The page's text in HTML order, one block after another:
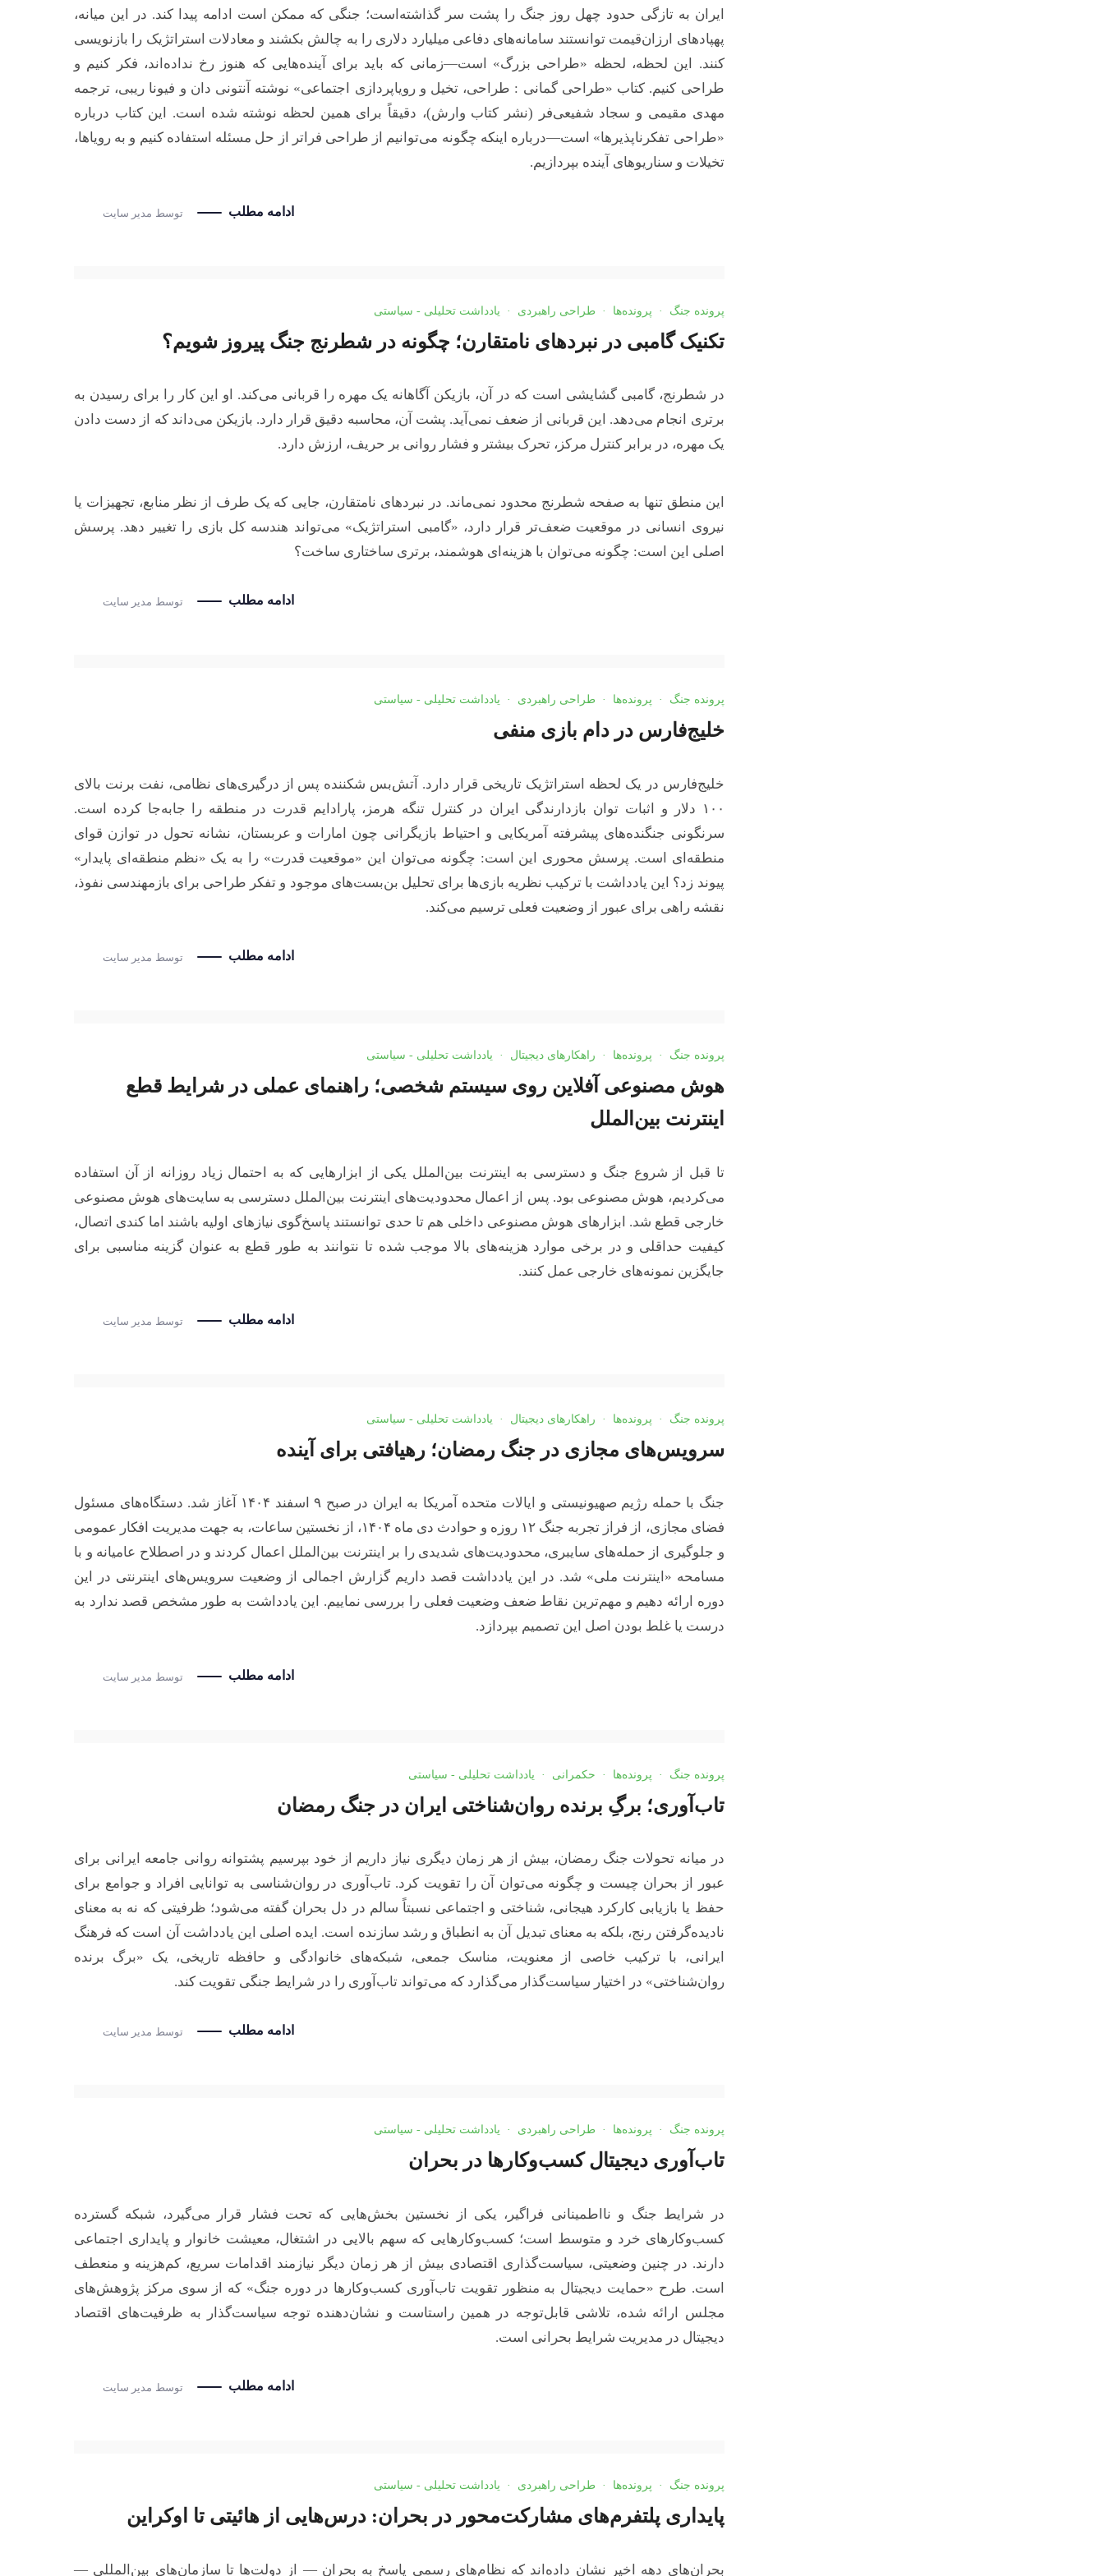
ایران به تازگی حدود چهل روز جنگ را پشت سر گذاشته‌است؛ جنگی که ممکن است ادامه پیدا کند. در این میانه،
پهپادهای ارزان‌قیمت توانستند سامانه‌های دفاعی میلیارد دلاری را به چالش بکشند و معادلات استراتژیک را بازنویسی
کنند. این لحظه، لحظه «طراحی بزرگ» است—زمانی که باید برای آینده‌هایی که هنوز رخ نداده‌اند، فکر کنیم و
طراحی کنیم. کتاب «طراحی گمانی : طراحی، تخیل و رویاپردازی اجتماعی» نوشته آنتونی دان و فیونا ریبی، ترجمه
مهدی مقیمی و سجاد شفیعی‌فر (نشر کتاب وارش)، دقیقاً برای همین لحظه نوشته شده است. این کتاب درباره
«طراحی تفکرناپذیرها» است—درباره اینکه چگونه می‌توانیم از طراحی فراتر از حل مسئله استفاده کنیم و به رویاها،
تخیلات و سناریوهای آینده بپردازیم.
توسط مدیر سایت ادامه مطلب
پرونده جنگ · پرونده‌ها ·طراحی راهبردی · یادداشت تحلیلی - سیاستی
تکنیک گامبی در نبردهای نامتقارن؛ چگونه در شطرنج جنگ پیروز شویم؟
در شطرنج، گامبی گشایشی است که در آن، بازیکن آگاهانه یک مهره را قربانی می‌کند. او این کار را برای رسیدن به
برتری انجام می‌دهد. این قربانی از ضعف نمی‌آید. پشت آن، محاسبه دقیق قرار دارد. بازیکن می‌داند که از دست دادن
یک مهره، در برابر کنترل مرکز، تحرک بیشتر و فشار روانی بر حریف، ارزش دارد.
این منطق تنها به صفحه شطرنج محدود نمی‌ماند. در نبردهای نامتقارن، جایی که یک طرف از نظر منابع، تجهیزات یا
نیروی انسانی در موقعیت ضعف‌تر قرار دارد، «گامبی استراتژیک» می‌تواند هندسه کل بازی را تغییر دهد. پرسش
اصلی این است: چگونه می‌توان با هزینه‌ای هوشمند، برتری ساختاری ساخت؟
توسط مدیر سایت ادامه مطلب
پرونده جنگ · پرونده‌ها ·طراحی راهبردی · یادداشت تحلیلی - سیاستی
خلیج‌فارس در دام بازی منفی
خلیج‌فارس در یک لحظه استراتژیک تاریخی قرار دارد. آتش‌بس شکننده پس از درگیری‌های نظامی، نفت برنت بالای
۱۰۰ دلار و اثبات توان بازدارندگی ایران در کنترل تنگه هرمز، پارادایم قدرت در منطقه را جابه‌جا کرده است.
سرنگونی جنگنده‌های پیشرفته آمریکایی و احتیاط بازیگرانی چون امارات و عربستان، نشانه تحول در توازن قوای
منطقه‌ای است. پرسش محوری این است: چگونه می‌توان این «موقعیت قدرت» را به یک «نظم منطقه‌ای پایدار»
پیوند زد؟ این یادداشت با ترکیب نظریه بازی‌ها برای تحلیل بن‌بست‌های موجود و تفکر طراحی برای بازمهندسی نفوذ،
نقشه راهی برای عبور از وضعیت فعلی ترسیم می‌کند.
توسط مدیر سایت ادامه مطلب
پرونده جنگ · پرونده‌ها · راهکارهای دیجیتال · یادداشت تحلیلی - سیاستی
هوش مصنوعی آفلاین روی سیستم شخصی؛ راهنمای عملی در شرایط قطع
اینترنت بین‌الملل
تا قبل از شروع جنگ و دسترسی به اینترنت بین‌الملل یکی از ابزارهایی که به احتمال زیاد روزانه از آن استفاده
می‌کردیم، هوش مصنوعی بود. پس از اعمال محدودیت‌های اینترنت بین‌الملل دسترسی به سایت‌های هوش مصنوعی
خارجی قطع شد. ابزارهای هوش مصنوعی داخلی هم تا حدی توانستند پاسخ‌گوی نیازهای اولیه باشند اما کندی اتصال،
کیفیت حداقلی و در برخی موارد هزینه‌های بالا موجب شده تا نتوانند به طور قطع به عنوان گزینه مناسبی برای
جایگزین نمونه‌های خارجی عمل کنند.
توسط مدیر سایت ادامه مطلب
پرونده جنگ · پرونده‌ها · راهکارهای دیجیتال · یادداشت تحلیلی - سیاستی
سرویس‌های مجازی در جنگ رمضان؛ رهیافتی برای آینده
جنگ با حمله رژیم صهیونیستی و ایالات متحده آمریکا به ایران در صبح ۹ اسفند ۱۴۰۴ آغاز شد. دستگاه‌های مسئول
فضای مجازی، از فراز تجربه جنگ ۱۲ روزه و حوادث دی ماه ۱۴۰۴، از نخستین ساعات، به جهت مدیریت افکار عمومی
و جلوگیری از حمله‌های سایبری، محدودیت‌های شدیدی را بر اینترنت بین‌الملل اعمال کردند و در اصطلاح عامیانه و با
مسامحه «اینترنت ملی» شد. در این یادداشت قصد داریم گزارش اجمالی از وضعیت سرویس‌های اینترنتی در این
دوره ارائه دهیم و مهم‌ترین نقاط ضعف وضعیت فعلی را بررسی نماییم. این یادداشت به طور مشخص قصد ندارد به
درست یا غلط ‌بودن اصل این تصمیم بپردازد.
توسط مدیر سایت ادامه مطلب
پرونده جنگ · پرونده‌ها · حکمرانی · یادداشت تحلیلی - سیاستی
تاب‌آوری؛ برگِ برنده روان‌شناختی ایران در جنگ رمضان
در میانه تحولات جنگ رمضان، بیش از هر زمان دیگری نیاز داریم از خود بپرسیم پشتوانه روانی جامعه ایرانی برای
عبور از بحران چیست و چگونه می‌توان آن را تقویت کرد. تاب‌آوری در روان‌شناسی به توانایی افراد و جوامع برای
حفظ یا بازیابی کارکرد هیجانی، شناختی و اجتماعی نسبتاً سالم در دل بحران گفته می‌شود؛ ظرفیتی که نه به معنای
نادیده‌گرفتن رنج، بلکه به معنای تبدیل آن به انطباق و رشد سازنده است. ایده اصلی این یادداشت آن است که فرهنگ
ایرانی، با ترکیب خاصی از معنویت، مناسک جمعی، شبکه‌های خانوادگی و حافظه تاریخی، یک «برگ برنده
روان‌شناختی» در اختیار سیاست‌گذار می‌گذارد که می‌تواند تاب‌آوری را در شرایط جنگی تقویت کند.
توسط مدیر سایت ادامه مطلب
پرونده جنگ · پرونده‌ها ·طراحی راهبردی · یادداشت تحلیلی - سیاستی
تاب‌آوری دیجیتال کسب‌وکارها در بحران
در شرایط جنگ و نااطمینانی فراگیر، یکی از نخستین بخش‌هایی که تحت فشار قرار می‌گیرد، شبکه گسترده
کسب‌وکارهای خرد و متوسط است؛ کسب‌وکارهایی که سهم بالایی در اشتغال، معیشت خانوار و پایداری اجتماعی
دارند. در چنین وضعیتی، سیاست‌گذاری اقتصادی بیش از هر زمان دیگر نیازمند اقدامات سریع، کم‌هزینه و منعطف
است. طرح «حمایت دیجیتال به منظور تقویت تاب‌آوری کسب‌وکارها در دوره جنگ» که از سوی مرکز پژوهش‌های
مجلس ارائه شده، تلاشی قابل‌توجه در همین راستاست و نشان‌دهنده توجه سیاست‌گذار به ظرفیت‌های اقتصاد
دیجیتال در مدیریت شرایط بحرانی است.
توسط مدیر سایت ادامه مطلب
پرونده جنگ · پرونده‌ها ·طراحی راهبردی · یادداشت تحلیلی - سیاستی
پایداری پلتفرم‌های مشارکت‌محور در بحران: درس‌هایی از هائیتی تا اوکراین
بحران‌های دهه اخیر نشان داده‌اند که نظام‌های رسمی پاسخ به بحران — از دولت‌ها تا سازمان‌های بین‌المللی —